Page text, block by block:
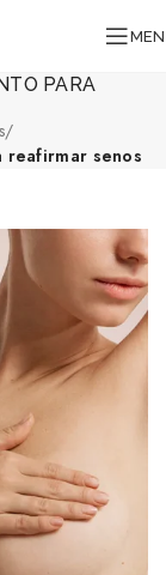
PARA
/
reafirmar senos